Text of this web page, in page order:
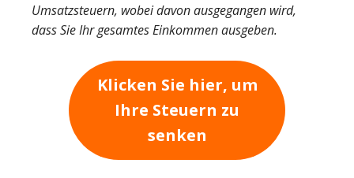
Umsatzsteuern, wobei davon ausgegangen wird,
dass Sie Ihr gesamtes Einkommen ausgeben.
Klicken Sie hier, um
Ihre Steuern zu
senken